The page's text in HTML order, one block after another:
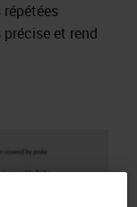
et rend